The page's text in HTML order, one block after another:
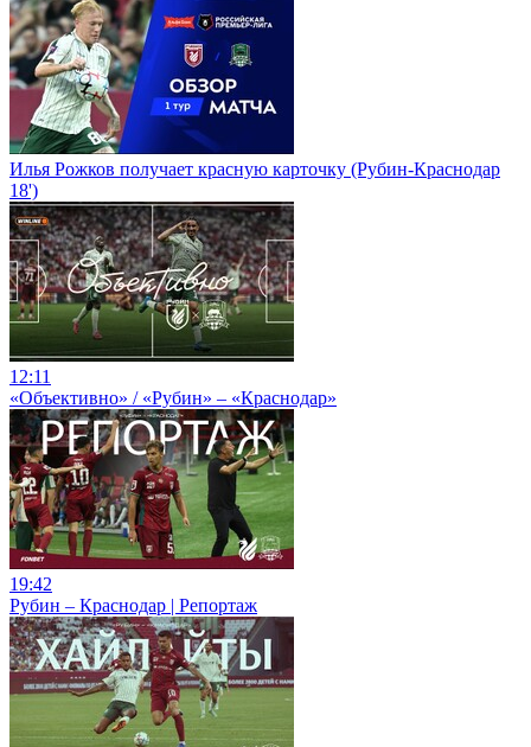
Илья Рожков получает красную карточку (Рубин-Краснодар
18')
12:11
«Объективно» / «Рубин» – «Краснодар»
19:42
Рубин – Краснодар | Репортаж